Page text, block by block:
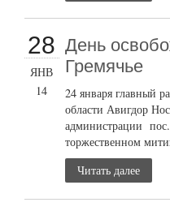
28
ЯНВ
14
День
Гремячье
24 января главный
области Авигдор
администрации
торжественном
Читать далее